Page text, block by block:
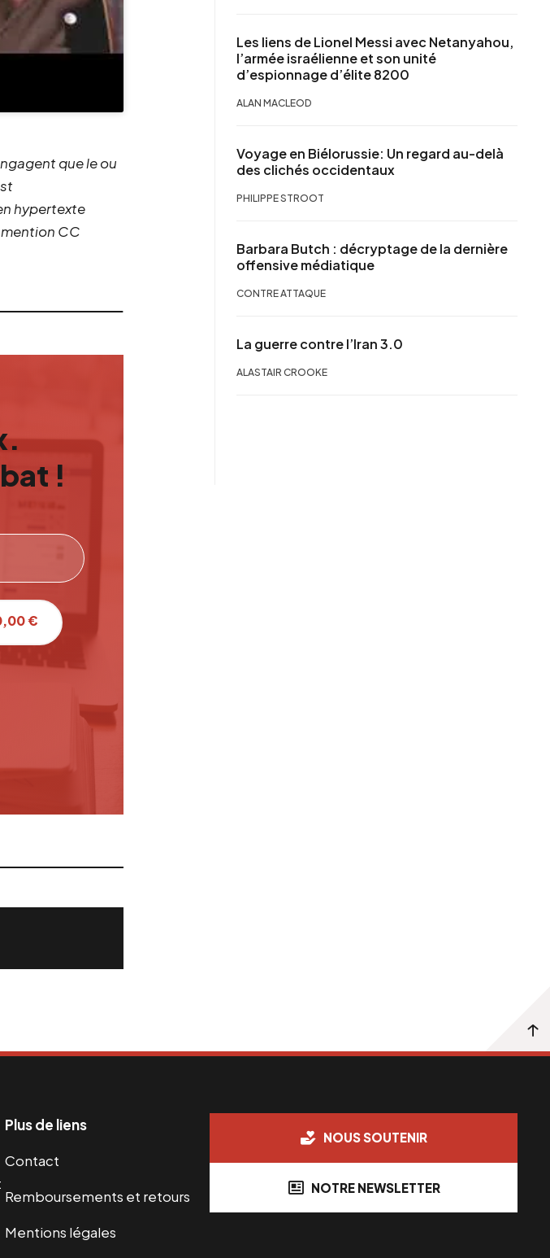
que le ou
hypertexte
CC
!
€
Les liens de Lionel Messi avec Netanyahou,
l’armée israélienne et son unité
d’espionnage d’élite 8200
ALAN MACLEOD
Voyage en Biélorussie: Un regard au-delà
des clichés occidentaux
PHILIPPE STROOT
Barbara Butch : décryptage de la dernière
offensive médiatique
CONTRE ATTAQUE
La guerre contre l’Iran 3.0
ALASTAIR CROOKE
Plus de liens
Contact
Remboursements et retours
Mentions légales
NOUS SOUTENIR
NOTRE NEWSLETTER